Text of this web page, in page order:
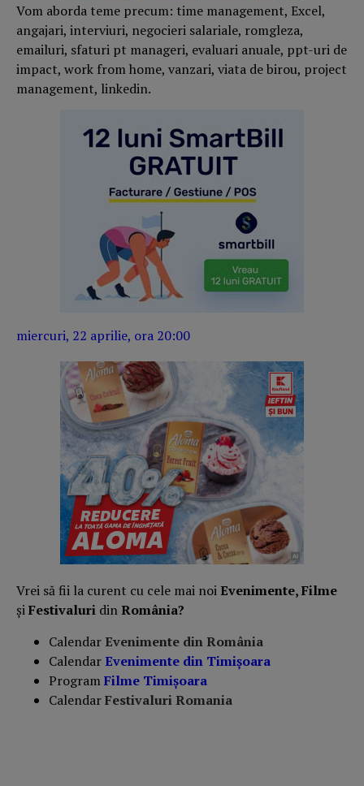
Vom aborda teme precum: time management, Excel,
angajari, interviuri, negocieri salariale, romgleza,
emailuri, sfaturi pt manageri, evaluari anuale, ppt-uri de
impact, work from home, vanzari, viata de birou, project
management, linkedin.
miercuri, 22 aprilie, ora 20:00
Vrei să fii la curent cu cele mai noiEvenimente, Filme
șiFestivaluri dinRomânia?
Calendar Evenimente din România
CalendarEvenimente din Timișoara
ProgramFilme Timișoara
CalendarFestivaluri Romania